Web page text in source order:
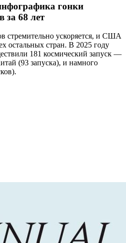
гонки
за 68 лет
стремительно ускоряется, и США
остальных стран. В 2025 году
181 космический запуск —
(93 запуска), и намного